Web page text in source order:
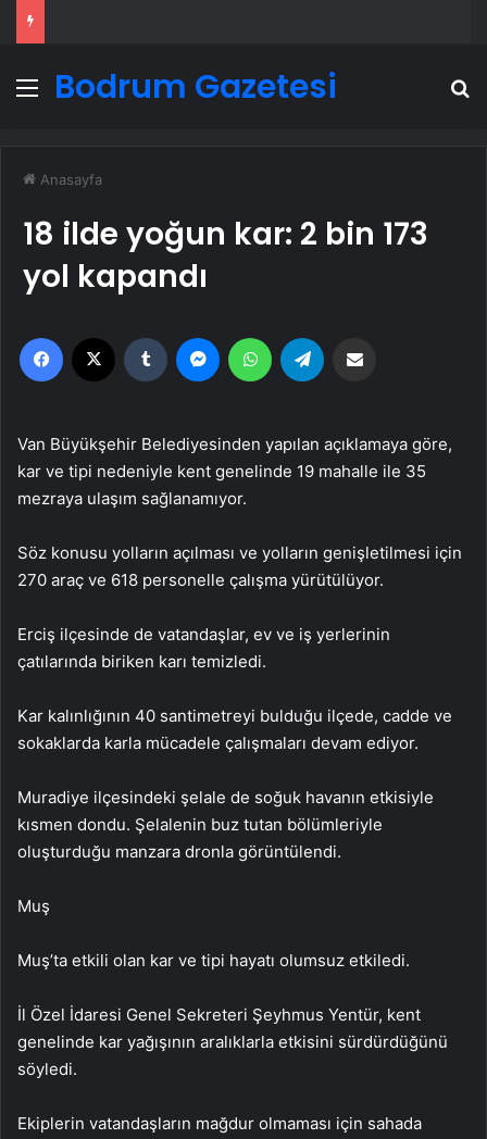
Menü
Bodrum Gazetesi
Anasayfa
18 ilde yoğun kar: 2 bin 173
yol kapandı
Facebook Tumblr MessengerWhatsApp
Van Büyükşehir Belediyesinden yapılan açıklamaya göre,
kar ve tipi nedeniyle kent genelinde 19 mahalle ile 35
mezraya ulaşım sağlanamıyor.
Söz konusu yolların açılması ve yolların genişletilmesi için
270 araç ve 618 personelle çalışma yürütülüyor.
Erciş ilçesinde de vatandaşlar, ev ve iş yerlerinin
çatılarında biriken karı temizledi.
Kar kalınlığının 40 santimetreyi bulduğu ilçede, cadde ve
sokaklarda karla mücadele çalışmaları devam ediyor.
Muradiye ilçesindeki şelale de soğuk havanın etkisiyle
kısmen dondu. Şelalenin buz tutan bölümleriyle
oluşturduğu manzara dronla görüntülendi.
Muş
Muş’ta etkili olan kar ve tipi hayatı olumsuz etkiledi.
İl Özel İdaresi Genel Sekreteri Şeyhmus Yentür, kent
genelinde kar yağışının aralıklarla etkisini sürdürdüğünü
söyledi.
Ekiplerin vatandaşların mağdur olmaması için sahada